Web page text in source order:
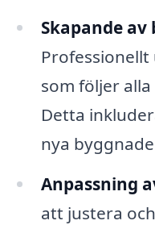
Skapande
som följer
Detta
nya
Anpassning
att justera